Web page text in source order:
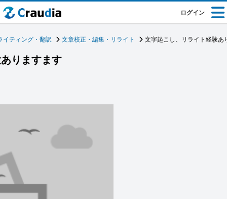
ログイン
イティング・翻訳 文章校正・編集・リライト 文字起こし、リライト経験あ
りますます